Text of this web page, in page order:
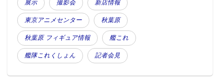
展示 撮影会 新店情報
東京アニメセンター 秋葉原
秋葉原 フィギュア情報 艦これ
艦隊これくしょん 記者会見